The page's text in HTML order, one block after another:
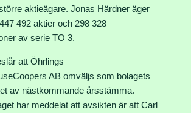
aktieägare. Jonas Härdner äger
492 aktier och 298 328
av serie TO 3.
att Öhrlings
AB omväljs som bolagets
av nästkommande årsstämma.
har meddelat att avsikten är att Carl